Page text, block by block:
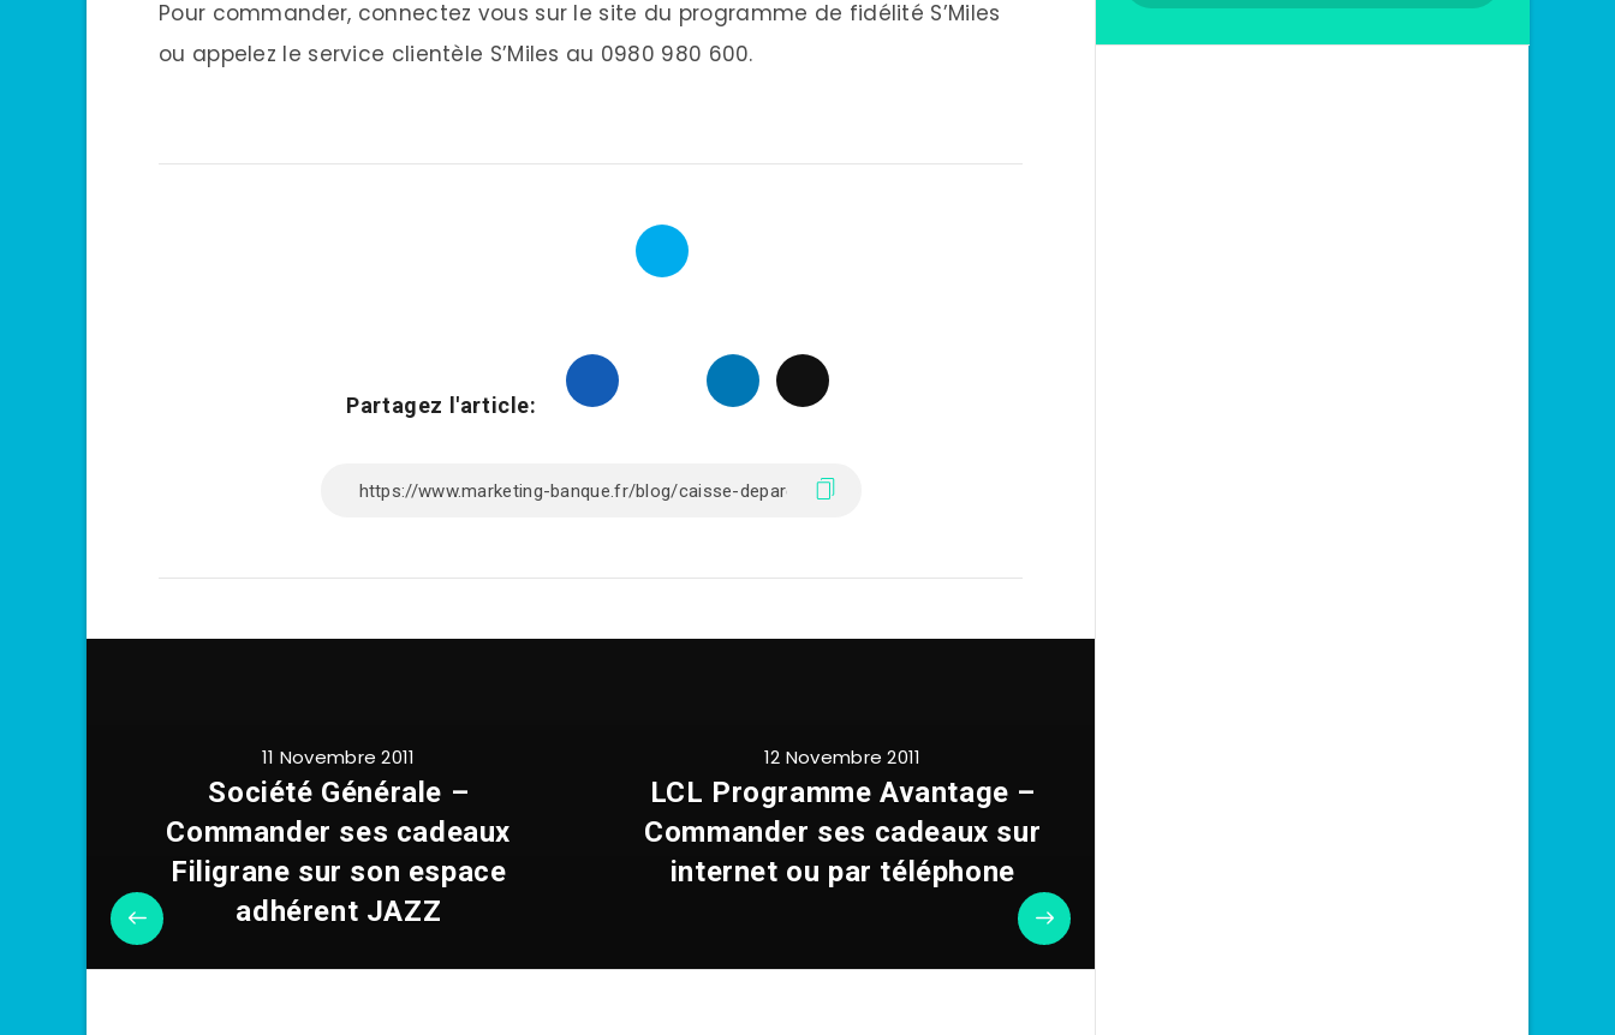
Pour commander, connectez vous sur le site du programme de fidélité S’Miles
ou appelez le service clientèle S’Miles au 0980 980 600.
Partagez l'article:
11 Novembre 2011
Société Générale –
Commander ses cadeaux
Filigrane sur son espace
adhérent JAZZ
12 Novembre 2011
LCL Programme Avantage –
Commander ses cadeaux sur
internet ou par téléphone